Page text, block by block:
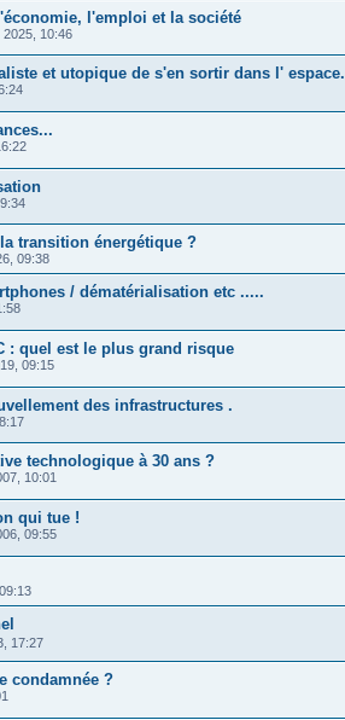
l'emploi et la société
2025, 10:46
et utopique de s'en sortir dans l' espace.
transition énergétique ?
09:38
/ dématérialisation etc .....
: quel est le plus grand risque
09:15
des infrastructures .
technologique à 30 ans ?
10:01
qui tue !
09:55
17:27
condamnée ?